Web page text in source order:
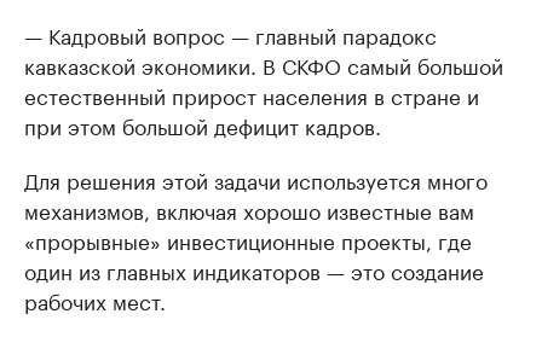
— Кадровый вопрос — главный парадокс
кавказской экономики. В СКФО самый большой
естественный прирост населения в стране и
при этом большой дефицит кадров.
Для решения этой задачи используется много
механизмов, включая хорошо известные вам
«прорывные» инвестиционные проекты, где
один из главных индикаторов — это создание
рабочих мест.